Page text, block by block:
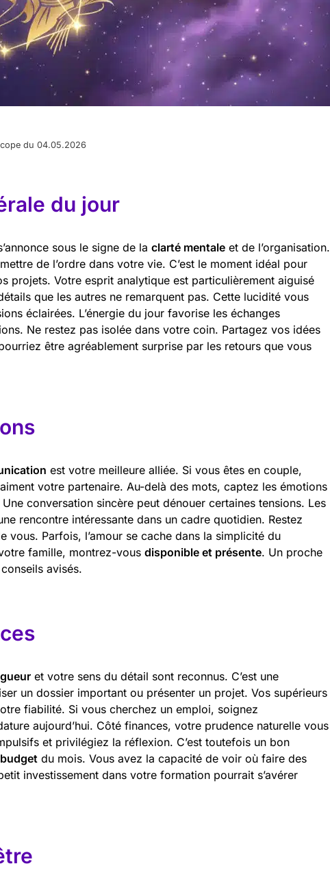
du 04.05.2026
du jour
sous le signe de la clarté mentale et de l’organisation.
de l’ordre dans votre vie. C’est le moment idéal pour
projets. Votre esprit analytique est particulièrement aiguisé
que les autres ne remarquent pas. Cette lucidité vous
éclairées. L’énergie du jour favorise les échanges
Ne restez pas isolée dans votre coin. Partagez vos idées
être agréablement surprise par les retours que vous
est votre meilleure alliée. Si vous êtes en couple,
votre partenaire. Au-delà des mots, captez les émotions
conversation sincère peut dénouer certaines tensions. Les
rencontre intéressante dans un cadre quotidien. Restez
vous. Parfois, l’amour se cache dans la simplicité du
famille, montrez-vous disponible et présente. Un proche
avisés.
et votre sens du détail sont reconnus. C’est une
un dossier important ou présenter un projet. Vos supérieurs
fiabilité. Si vous cherchez un emploi, soignez
aujourd’hui. Côté finances, votre prudence naturelle vous
et privilégiez la réflexion. C’est toutefois un bon
du mois. Vous avez la capacité de voir où faire des
investissement dans votre formation pourrait s’avérer